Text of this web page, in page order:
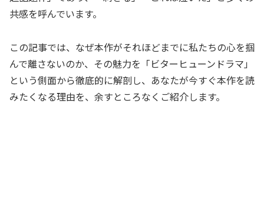
共感を呼んでいます。
この記事では、なぜ本作がそれほどまでに私たちの心を掴
んで離さないのか、その魅力を「ビターヒューンドラマ」
という側面から徹底的に解剖し、あなたが今すぐ本作を読
みたくなる理由を、余すところなくご紹介します。